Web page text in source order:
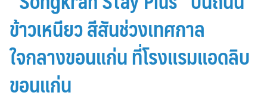
ข้าวเหนียว สีสันช่วงเทศกาล
ใจกลางขอนแก่น ที่โรงแรมแอดลิบ
ขอนแก่น